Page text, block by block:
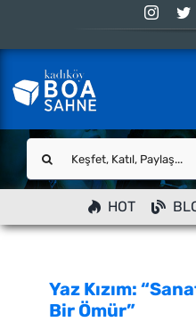
Ana Sayfa
Programlar YENİ
Eskiler
Ara:
HOT
Yaz Kızım:
Bir Ömür”